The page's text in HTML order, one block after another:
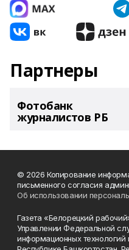
Партнеры
Фотобанк
журналистов РБ
© 2026 Копирование
письменного согласия
Об использовании
Газета «Белорецкий
Управлении Федеральной
информационных